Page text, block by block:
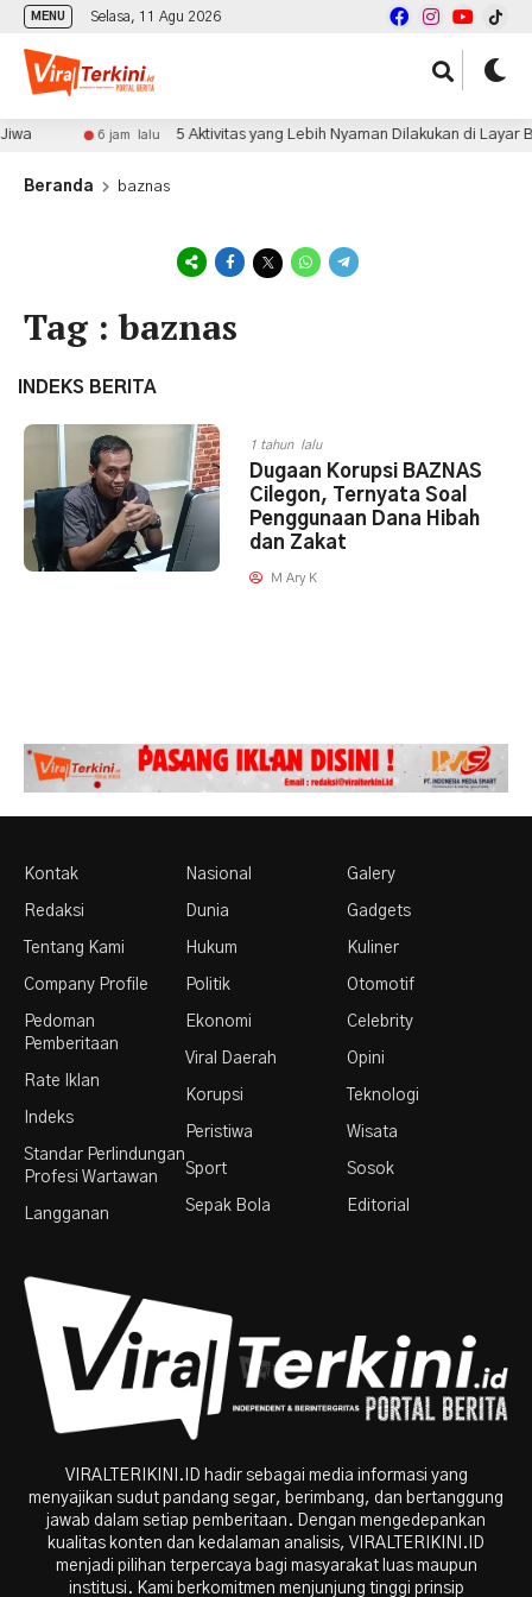
MENU Selasa, 11 Agu 2026
6 jam lalu 5 Aktivitas yang Lebih Nyaman Dilakukan di Layar
Beranda baznas
Tag : baznas
INDEKS BERITA
1 tahun lalu
Dugaan Korupsi BAZNAS
Cilegon, Ternyata Soal
Penggunaan Dana Hibah
dan Zakat
M Ary K
Kontak
Redaksi
Tentang Kami
Company Profile
Pedoman
Pemberitaan
Rate Iklan
Indeks
Standar Perlindungan
Profesi Wartawan
Langganan
Nasional
Dunia
Hukum
Politik
Ekonomi
Viral Daerah
Korupsi
Peristiwa
Sport
Sepak Bola
Galery
Gadgets
Kuliner
Otomotif
Celebrity
Opini
Teknologi
Wisata
Sosok
Editorial
VIRALTERIKINI.ID hadir sebagai media informasi yang
menyajikan sudut pandang segar, berimbang, dan bertanggung
jawab dalam setiap pemberitaan. Dengan mengedepankan
kualitas konten dan kedalaman analisis, VIRALTERIKINI.ID
menjadi pilihan terpercaya bagi masyarakat luas maupun
institusi. Kami berkomitmen menjunjung tinggi prinsip